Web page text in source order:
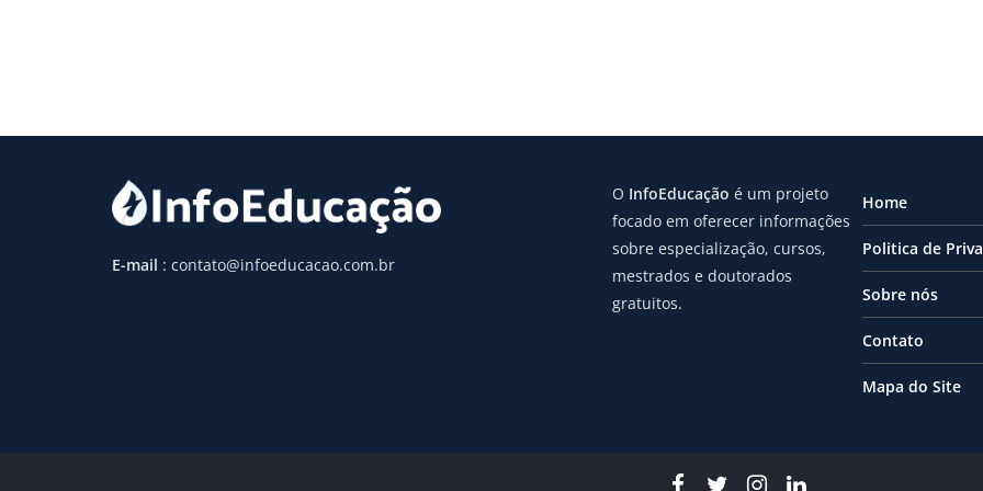
E-mail : contato@infoeducacao.com.br
O InfoEducação é um projeto
focado em oferecer informações
sobre especialização, cursos,
mestrados e doutorados
gratuitos.
Home
Politica de
Sobre nós
Contato
Mapa do Site